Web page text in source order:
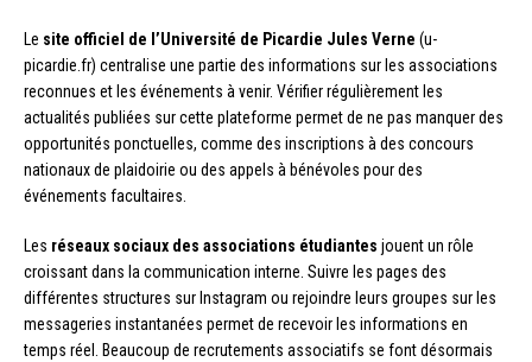
Le site officiel de l’Université de Picardie Jules Verne (u-
picardie.fr) centralise une partie des informations sur les associations
reconnues et les événements à venir. Vérifier régulièrement les
actualités publiées sur cette plateforme permet de ne pas manquer des
opportunités ponctuelles, comme des inscriptions à des concours
nationaux de plaidoirie ou des appels à bénévoles pour des
événements facultaires.
Les réseaux sociaux des associations étudiantes jouent un rôle
croissant dans la communication interne. Suivre les pages des
différentes structures sur Instagram ou rejoindre leurs groupes sur les
messageries instantanées permet de recevoir les informations en
temps réel. Beaucoup de recrutements associatifs se font désormais